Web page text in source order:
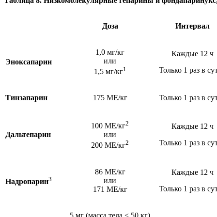
Доза Интервал
Эноксапарин
1,0 мг/кг
или
1,5 мг/кг1
Каждые 12 ч
Только 1 раз в
Тинзапарин 175 МЕ/кг Только 1 раз в
Дальтепарин
100 МЕ/кг2
или
200 МЕ/кг2
Каждые 12 ч
Только 1 раз в
Надропарин3
86 МЕ/кг
или
171 МЕ/кг
Каждые 12 ч
Только 1 раз в
5 мг (масса тела < 50 кг)